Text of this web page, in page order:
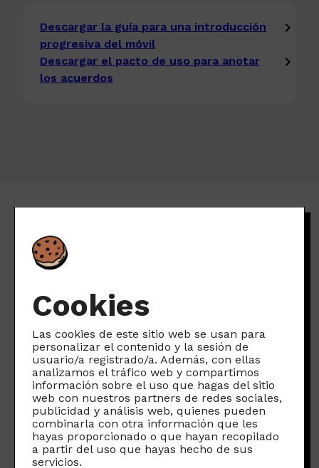
Cookies
Las cookies de este sitio web se usan para
personalizar el contenido y la sesión de
usuario/a registrado/a. Además, con ellas
analizamos el tráfico web y compartimos
información sobre el uso que hagas del sitio
web con nuestros partners de redes sociales,
publicidad y análisis web, quienes pueden
combinarla con otra información que les
hayas proporcionado o que hayan recopilado
a partir del uso que hayas hecho de sus
servicios.
Descargar la guía para una introducción
progresiva del móvil
Descargar el pacto de uso para anotar
los acuerdos
Espacio de
participación
para familias
Uniéndote a Somos Conexión,
además, tendrás acceso al